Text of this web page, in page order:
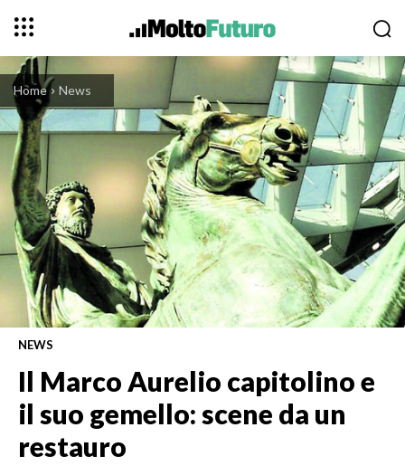
Home News
NEWS
Il Marco Aurelio capitolino e
il suo gemello: scene da un
restauro